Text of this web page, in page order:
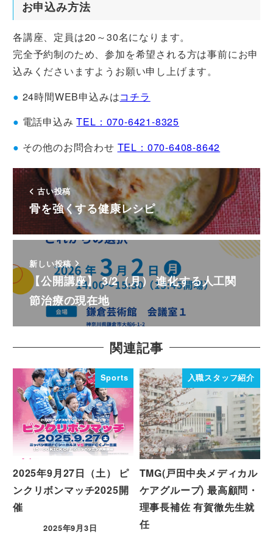
お申込み方法
各講座、定員は20～30名になります。
完全予約制のため、参加を希望される方は事前にお申
込みくださいますようお願い申し上げます。
● 24時間WEB申込みはコチラ
● 電話申込みTEL：070-6421-8325
● その他のお問合わせ TEL：070-6408-8642
古い投稿
骨を強くする健康レシピ
新しい投稿
【公開講座】 3/2（月） 進化する人工関
節治療の現在地
関連記事
Sports
2025年9月27日（土） ピ
ンクリボンマッチ2025開
催
2025年9月3日
入職スタッフ紹介
TMG(戸田中央メディカル
ケアグループ) 最高顧問・
理事長補佐 有賀徹先生就
任